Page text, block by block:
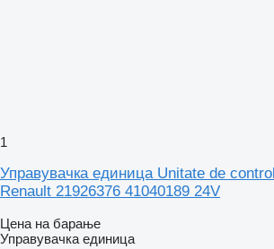
1
Управувачка единица Unitate de
Renault 21926376 41040189 24V
Цена на барање
Управувачка единица